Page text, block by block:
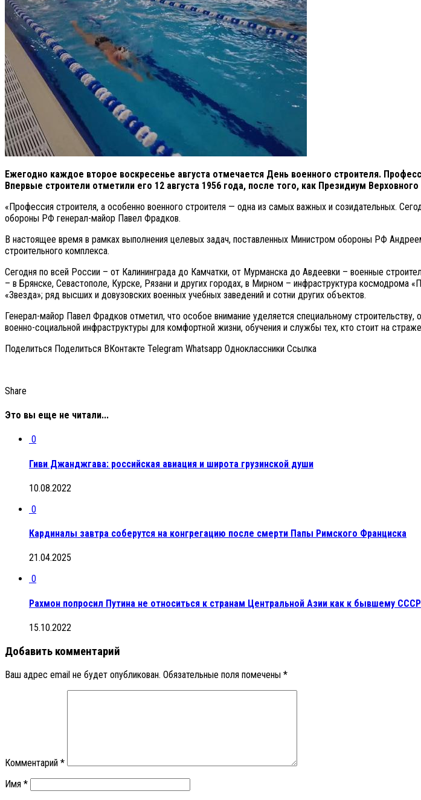
Ежегодно каждое второе воскресенье августа отмечается День военного строителя.
Впервые строители отметили его 12 августа 1956 года, после того, как Президиум
«Профессия строителя, а особенно военного строителя — одна из самых важных и созидательных.
обороны РФ генерал-майор Павел Фрадков.
В настоящее время в рамках выполнения целевых задач, поставленных Министром обороны РФ
строительного комплекса.
Сегодня по всей России – от Калининграда до Камчатки, от Мурманска до Авдеевки – военные
– в Брянске, Севастополе, Курске, Рязани и других городах, в Мирном – инфраструктура космодрома
«Звезда»; ряд высших и довузовских военных учебных заведений и сотни других объектов.
Генерал-майор Павел Фрадков отметил, что особое внимание уделяется специальному
военно-социальной инфраструктуры для комфортной жизни, обучения и службы тех, кто стоит на
Поделиться Поделиться ВКонтакте Telegram Whatsapp Одноклассники Cсылка
Share
Это вы еще не читали...
0
Гиви Джанджгава: российская авиация и широта грузинской души
10.08.2022
0
Кардиналы завтра соберутся на конгрегацию после смерти Папы Римского Франциска
21.04.2025
0
Рахмон попросил Путина не относиться к странам Центральной Азии как к бывшему
15.10.2022
Добавить комментарий
Ваш адрес email не будет опубликован. Обязательные поля помечены *
Комментарий *
Имя *